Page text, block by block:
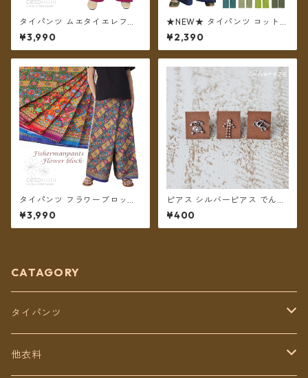
タイパンツ ムエタイエレファ
ント カラフルボーダー 7カラ
ー リゾパン ロング丈【メール
便送料無料】
¥3,990
★NEW★ タイパンツ コットン
無地 ポケット付き ロング丈
【メール便送料無料】
¥2,390
タイパンツ フラワーブロック
プリント 6カラー リゾパン ロ
ング丈【メール便送料無料】
¥3,990
ピアス シルバーピアス でん
わ/にんげん/トゥクトゥク
¥400
CATAGORY
タイパンツ
定番無地タイパンツ
他衣料